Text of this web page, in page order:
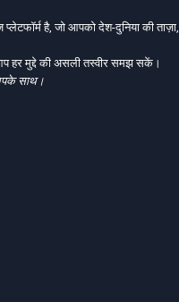
है, जो आपको देश-दुनिया की ताज़ा,
हर मुद्दे की असली तस्वीर समझ सकें।
साथ।